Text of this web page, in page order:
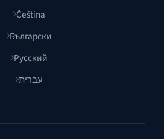
Čeština
Български
Русский
עברית